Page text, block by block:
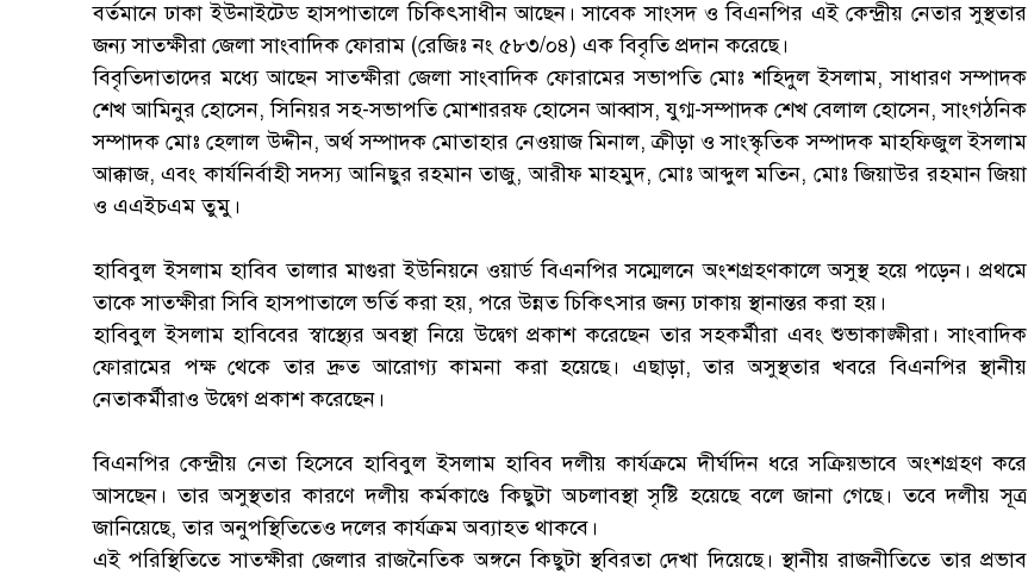
বর্তমানে ঢাকা ইউনাইটেড হাসপাতালে চিকিৎসাধীন আছেন। সাবেক সাংসদ ও বিএনপির এই কেন্দ্রীয় নেতার সুস্থতার
জন্য সাতক্ষীরা জেলা সাংবাদিক ফোরাম (রেজিঃ নং ৫৮৩/০৪) এক বিবৃতি প্রদান করেছে।
বিবৃতিদাতাদের মধ্যে আছেন সাতক্ষীরা জেলা সাংবাদিক ফোরামের সভাপতি মোঃ শহিদুল ইসলাম, সাধারণ সম্পাদক
শেখ আমিনুর হোসেন, সিনিয়র সহ-সভাপতি মোশাররফ হোসেন আব্বাস, যুগ্ম-সম্পাদক শেখ বেলাল হোসেন, সাংগঠনিক
সম্পাদক মোঃ হেলাল উদ্দীন, অর্থ সম্পাদক মোতাহার নেওয়াজ মিনাল, ক্রীড়া ও সাংস্কৃতিক সম্পাদক মাহফিজুল ইসলাম
আক্কাজ, এবং কার্যনির্বাহী সদস্য আনিছুর রহমান তাজু, আরীফ মাহমুদ, মোঃ আব্দুল মতিন, মোঃ জিয়াউর রহমান জিয়া
ও এএইচএম তুমু।
হাবিবুল ইসলাম হাবিব তালার মাগুরা ইউনিয়নে ওয়ার্ড বিএনপির সম্মেলনে অংশগ্রহণকালে অসুস্থ হয়ে পড়েন। প্রথমে
তাকে সাতক্ষীরা সিবি হাসপাতালে ভর্তি করা হয়, পরে উন্নত চিকিৎসার জন্য ঢাকায় স্থানান্তর করা হয়।
হাবিবুল ইসলাম হাবিবের স্বাস্থ্যের অবস্থা নিয়ে উদ্বেগ প্রকাশ করেছেন তার সহকর্মীরা এবং শুভাকাঙ্ক্ষীরা। সাংবাদিক
ফোরামের পক্ষ থেকে তার দ্রুত আরোগ্য কামনা করা হয়েছে। এছাড়া, তার অসুস্থতার খবরে বিএনপির স্থানীয়
নেতাকর্মীরাও উদ্বেগ প্রকাশ করেছেন।
বিএনপির কেন্দ্রীয় নেতা হিসেবে হাবিবুল ইসলাম হাবিব দলীয় কার্যক্রমে দীর্ঘদিন ধরে সক্রিয়ভাবে অংশগ্রহণ করে
আসছেন। তার অসুস্থতার কারণে দলীয় কর্মকাণ্ডে কিছুটা অচলাবস্থা সৃষ্টি হয়েছে বলে জানা গেছে। তবে দলীয় সূত্র
জানিয়েছে, তার অনুপস্থিতিতেও দলের কার্যক্রম অব্যাহত থাকবে।
এই পরিস্থিতিতে সাতক্ষীরা জেলার রাজনৈতিক অঙ্গনে কিছুটা স্থবিরতা দেখা দিয়েছে। স্থানীয় রাজনীতিতে তার প্রভাব